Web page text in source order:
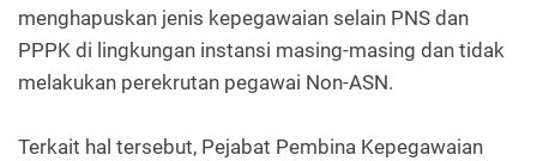
menghapuskan jenis kepegawaian selain PNS dan
PPPK di lingkungan instansi masing-masing dan tidak
melakukan perekrutan pegawai Non-ASN.
Terkait hal tersebut, Pejabat Pembina Kepegawaian